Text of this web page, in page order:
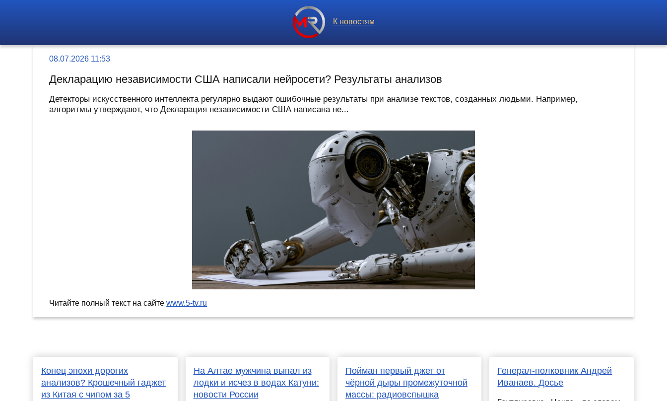
К новостям
08.07.2026 11:53
Декларацию независимости США написали нейросети? Результаты анализов
Детекторы искусственного интеллекта регулярно выдают ошибочные результаты при анализе текстов, созданных людьми. Например,
алгоритмы утверждают, что Декларация независимости США написана не...
Читайте полный текст на сайтеwww.5-tv.ru
Конец эпохи дорогих
анализов? Крошечный гаджет
из Китая с чипом за 5
На Алтае мужчина выпал из
лодки и исчез в водах Катуни:
новости России
Пойман первый джет от
чёрной дыры промежуточной
массы: радиовспышка
Генерал-полковник Андрей
Иванаев. Досье